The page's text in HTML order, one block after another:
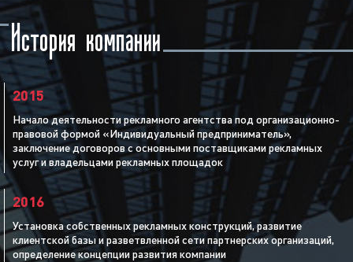
История компании
2015
Начало деятельности рекламного агентства под организационно-
правовой формой «Индивидуальный предприниматель»,
заключение договоров с основными поставщиками рекламных
услуг и владельцами рекламных площадок
2016
Установка собственных рекламных конструкций, развитие
клиентской базы и разветвленной сети партнерских организаций,
определение концепции развития компании